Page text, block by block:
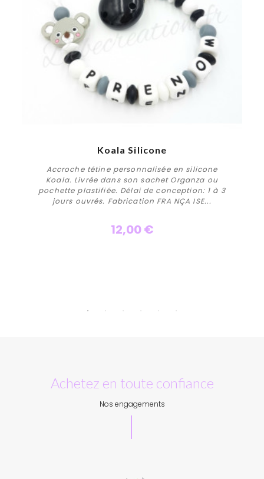
Koala Silicone
Accroche tétine personnalisée en silicone
Koala. Livrée dans son sachet Organza ou
pochette plastifiée. Délai de conception: 1 à 3
jours ouvrés. Fabrication FRA NÇA ISE...
12,00 €
Achetez en toute confiance
Nos engagements